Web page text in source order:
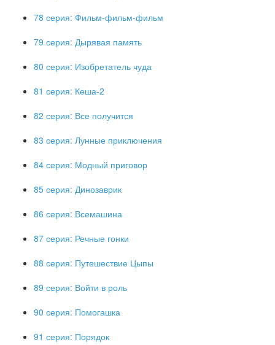
78 серия: Фильм-фильм-фильм
79 серия: Дырявая память
80 серия: Изобретатель чуда
81 серия: Кеша-2
82 серия: Все получится
83 серия: Лунные приключения
84 серия: Модный приговор
85 серия: Динозаврик
86 серия: Всемашина
87 серия: Речные гонки
88 серия: Путешествие Цыпы
89 серия: Войти в роль
90 серия: Помогашка
91 серия: Порядок